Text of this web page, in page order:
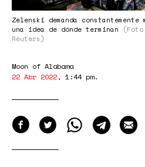
Zelenski demanda
una idea de dónde terminan
Reuters)
Moon of Alabama
22 Abr 2022, 1:44 pm.